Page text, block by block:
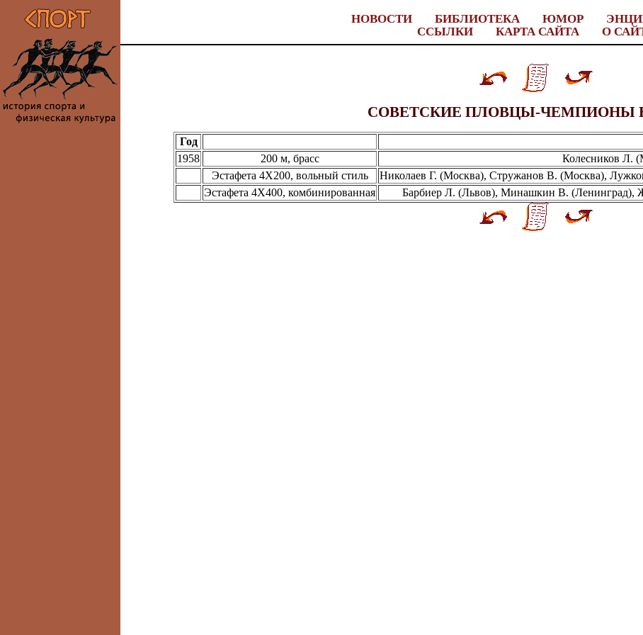
НОВОСТИ БИБЛИОТЕКА ЮМОР
ССЫЛКИ
КАРТА САЙТА О
СОВЕТСКИЕ ПЛОВЦЫ-ЧЕМПИОНЫ
Год
1958
200 м, брасс Колесников Л.
Эстафета 4Х200, вольный стиль
Николаев Г. (Москва), Стружанов В. (Москва),
Эстафета 4X400, комбинированная
Барбиер Л. (Львов), Минашкин В. (Ленинград),